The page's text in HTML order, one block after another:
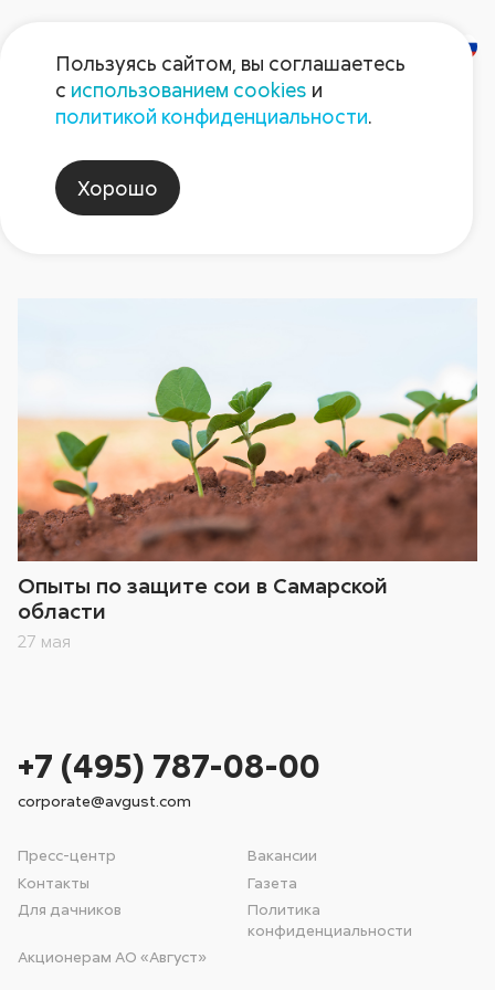
Новости
соевыйсоюзПФО
Опыты по защите сои в Самарской
области
27 мая
Пресс-центр
Вакансии
Контакты
Газета
Для дачников
Политика
конфиденциальности
Акционерам АО «Август»
+7 (495) 787-08-00
corporate@avgust.com
Пользуясь сайтом, вы соглашаетесь
с использованием cookies и
политикой конфиденциальности.
Хорошо